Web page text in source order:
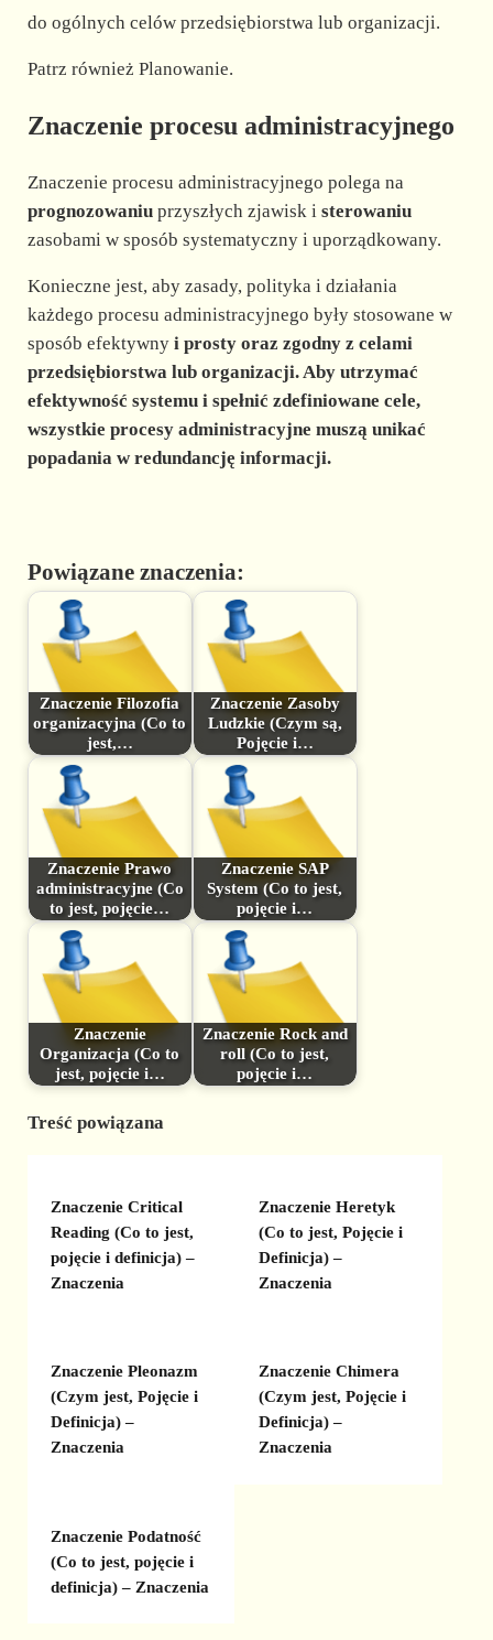
do ogólnych celów przedsiębiorstwa lub organizacji.
Patrz również Planowanie.
Znaczenie procesu administracyjnego
Znaczenie procesu administracyjnego polega na
prognozowaniuprzyszłych zjawisk i sterowaniu
zasobami w sposób systematyczny i uporządkowany.
Konieczne jest, aby zasady, polityka i działania
każdego procesu administracyjnego były stosowane w
sposób efektywny i prostyoraz zgodny z celami
przedsiębiorstwa lub organizacji. Aby utrzymać
efektywność systemu i spełnić zdefiniowane cele,
wszystkie procesy administracyjne muszą unikać
popadania w redundancję informacji.
Powiązane znaczenia:
Znaczenie Filozofia
organizacyjna (Co to
jest,…
Znaczenie Zasoby
Ludzkie (Czym są,
Pojęcie i…
Znaczenie Prawo
administracyjne (Co
to jest, pojęcie…
Znaczenie SAP
System (Co to jest,
pojęcie i…
Znaczenie
Organizacja (Co to
jest, pojęcie i…
Znaczenie Rock and
roll (Co to jest,
pojęcie i…
Treść powiązana
Znaczenie Critical
Reading (Co to jest,
pojęcie i definicja) –
Znaczenia
Znaczenie Heretyk
(Co to jest, Pojęcie i
Definicja) –
Znaczenia
Znaczenie Pleonazm
(Czym jest, Pojęcie i
Definicja) –
Znaczenia
Znaczenie Chimera
(Czym jest, Pojęcie i
Definicja) –
Znaczenia
Znaczenie Podatność
(Co to jest, pojęcie i
definicja) – Znaczenia